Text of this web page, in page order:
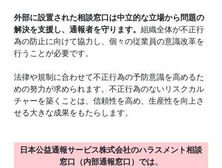
外部に設置された相談窓口は中立的な立場から問題の
解決を支援し、通報者を守ります。 組織全体が不正行
為の防止に向けて協力し、個々の従業員の意識改革を
行うことが必要です。
法律や規制に合わせて不正行為の予防意識を高めるた
めの努力が求められます。不正行為のないリスクカル
チャーを築くことは、信頼性を高め、生産性を向上さ
せる大きな成果をもたらします。
日本公益通報サービス株式会社のハラスメント相談
窓口（内部通報窓口）では、